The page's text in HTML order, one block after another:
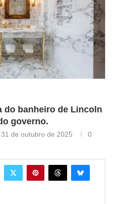
do banheiro de Lincoln
governo.
31 de outubro de 2025
0